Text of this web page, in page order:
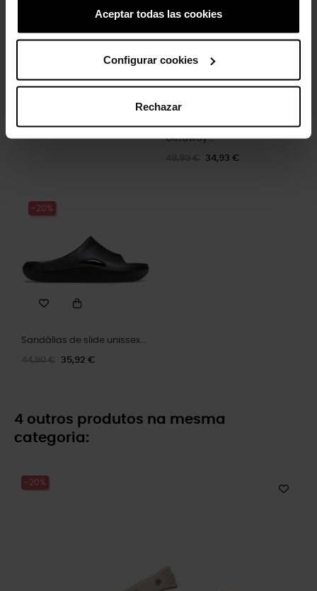
Aceptar todas las cookies
Configurar cookies
Rechazar
Sandálias femininas
Getaway...
34,93 €
-20%
Sandálias de slide unissex...
44,90 € 35,92 €
4 outros produtos na mesma
categoria:
-20%